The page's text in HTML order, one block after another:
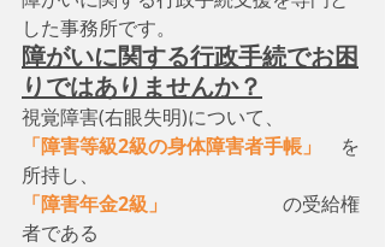
した事務所です。
障がいに関する行政手続でお困
りではありませんか？
視覚障害(右眼失明)について、
「障害等級2級の身体障害者手帳」
を
所持し、
「障害年金2級」
の受給権
者である